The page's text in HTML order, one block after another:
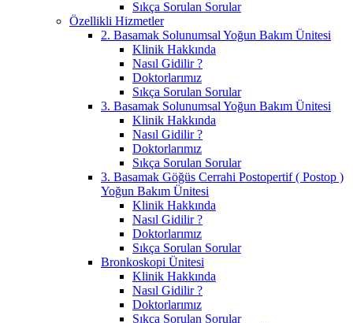
Sıkça Sorulan Sorular
Özellikli Hizmetler
2. Basamak Solunumsal Yoğun Bakım Ünitesi
Klinik Hakkında
Nasıl Gidilir ?
Doktorlarımız
Sıkça Sorulan Sorular
3. Basamak Solunumsal Yoğun Bakım Ünitesi
Klinik Hakkında
Nasıl Gidilir ?
Doktorlarımız
Sıkça Sorulan Sorular
3. Basamak Göğüs Cerrahi Postopertif ( Postop )
Yoğun Bakım Ünitesi
Klinik Hakkında
Nasıl Gidilir ?
Doktorlarımız
Sıkça Sorulan Sorular
Bronkoskopi Ünitesi
Klinik Hakkında
Nasıl Gidilir ?
Doktorlarımız
Sıkça Sorulan Sorular